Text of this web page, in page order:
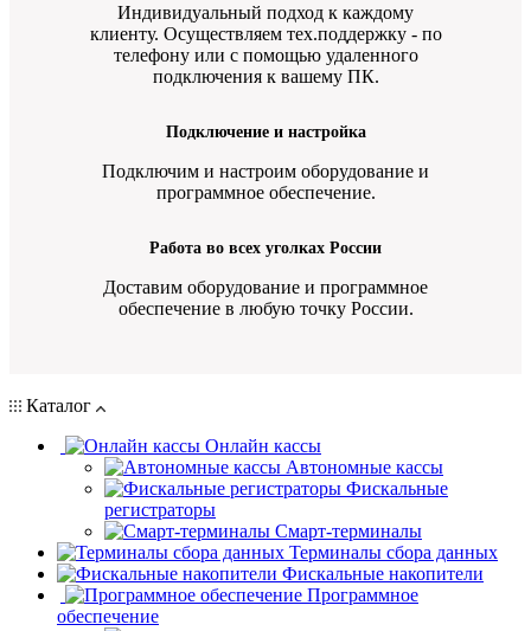
Индивидуальный подход к каждому
клиенту. Осуществляем тех.поддержку - по
телефону или с помощью удаленного
подключения к вашему ПК.
Подключение и настройка
Подключим и настроим оборудование и
программное обеспечение.
Работа во всех уголках России
Доставим оборудование и программное
обеспечение в любую точку России.
Каталог
Онлайн кассы
Автономные кассы
Фискальные
регистраторы
Смарт-терминалы
Терминалы сбора данных
Фискальные накопители
Программное
обеспечение